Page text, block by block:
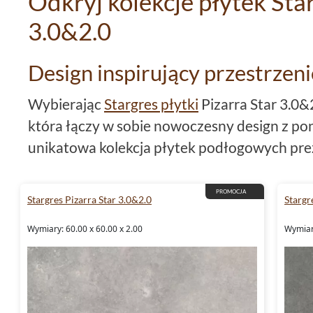
3.0&2.0
Design inspirujący
Wybierając Stargres płytki Pizarra Star
która łączy w sobie nowoczesny design z
unikatowa kolekcja płytek podłogowych
idealnie nadają
Niebanalne kolory - szary i
Dominujące kolory kolekcji,
stworzenia wnętrz z charakterem.
PROMOCJA
Stargres Pizarra Star 3.0&2.0
Wymiary: 60.00 x 60.00 x 2.00